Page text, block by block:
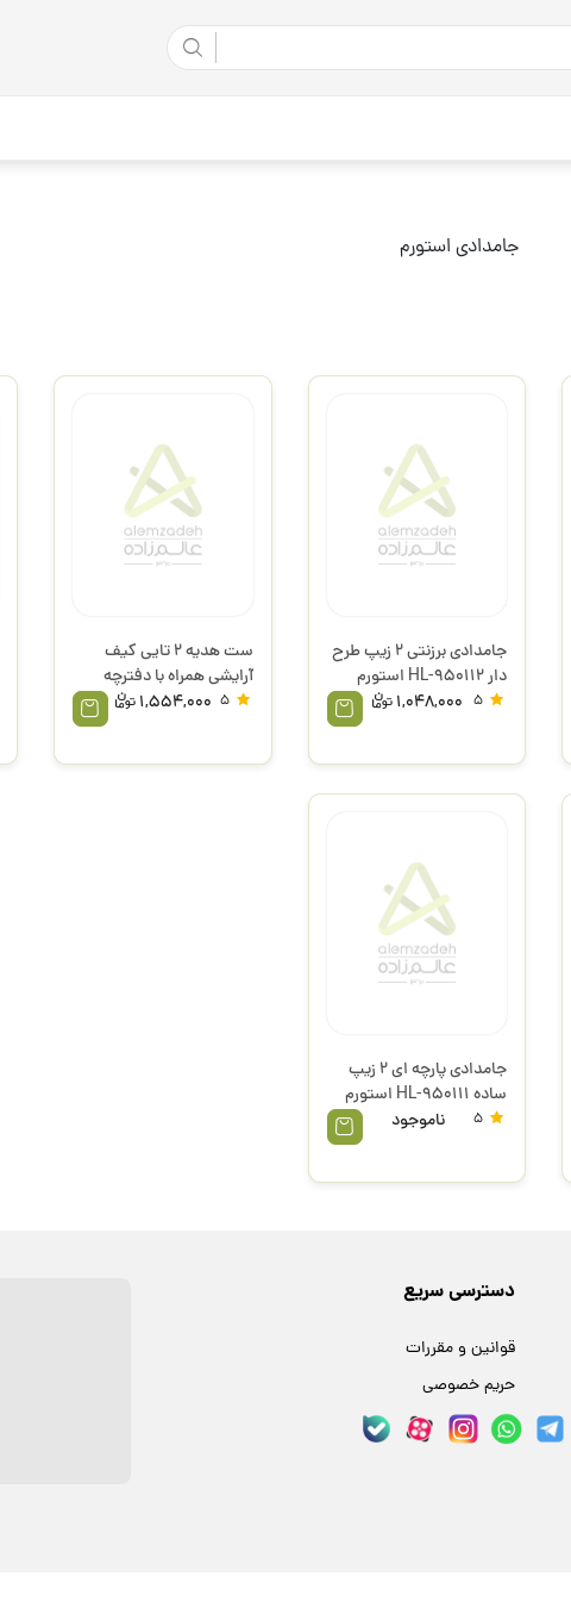
جامدادی استورم
جامدادی برزنتی 2 زیپ طرح
دار HL-950112 استورم
1,048,000
ست هدیه 2 تایی کیف
آرایشی همراه با دفترچه
استورم
5
1,554,000
جامدادی پارچه ای 2 زیپ
ساده HL-950111 استورم
ناموجود
دسترسی سریع
قوانین و مقررات
حریم خصوصی